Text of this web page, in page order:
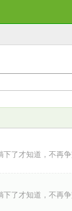
了才知道，不再
了才知道，不再